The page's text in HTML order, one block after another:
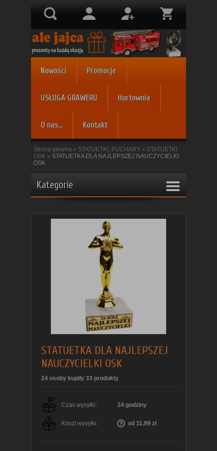
Nowości Promocje
USŁUGA GRAWERU Hurtownia
O nas... Kontakt
Strona główna » STATUETKI, PUCHARY » STATUETKI
OSK » STATUETKA DLA NAJLEPSZEJ NAUCZYCIELKI
OSK
Kategorie
STATUETKA DLA NAJLEPSZEJ
NAUCZYCIELKI OSK
24 osoby kupiły 33 produkty
Czas wysyłki: 24 godziny
Koszt wysyłki: od 11,99 zł